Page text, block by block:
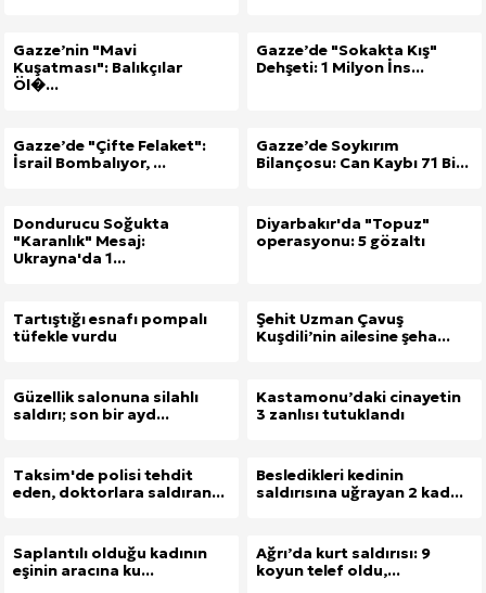
Gazze’nin "Mavi
Kuşatması": Balıkçılar
Öl�...
Gazze’de "Sokakta Kış"
Dehşeti: 1 Milyon İns...
Gazze’de "Çifte Felaket":
İsrail Bombalıyor, ...
Gazze’de Soykırım
Bilançosu: Can Kaybı 71 Bi...
Dondurucu Soğukta
"Karanlık" Mesaj:
Ukrayna'da 1...
Diyarbakır'da "Topuz"
operasyonu: 5 gözaltı
Tartıştığı esnafı pompalı
tüfekle vurdu
Şehit Uzman Çavuş
Kuşdili’nin ailesine şeha...
Güzellik salonuna silahlı
saldırı; son bir ayd...
Kastamonu’daki cinayetin
3 zanlısı tutuklandı
Taksim'de polisi tehdit
eden, doktorlara saldıran...
Besledikleri kedinin
saldırısına uğrayan 2 kad...
Saplantılı olduğu kadının
eşinin aracına ku...
Ağrı’da kurt saldırısı: 9
koyun telef oldu,...